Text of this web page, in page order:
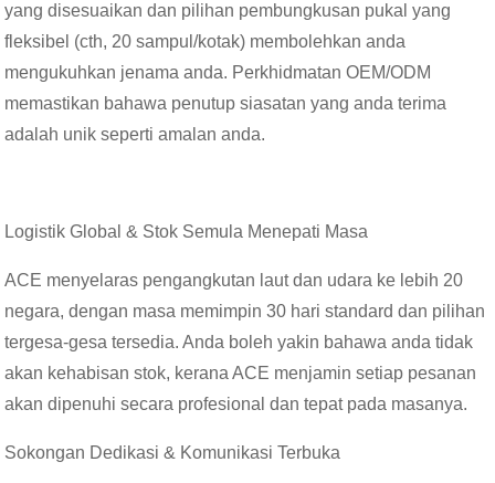
yang disesuaikan dan pilihan pembungkusan pukal yang
fleksibel (cth, 20 sampul/kotak) membolehkan anda
mengukuhkan jenama anda. Perkhidmatan OEM/ODM
memastikan bahawa penutup siasatan yang anda terima
adalah unik seperti amalan anda.
Logistik Global & Stok Semula Menepati Masa
ACE menyelaras pengangkutan laut dan udara ke lebih 20
negara, dengan masa memimpin 30 hari standard dan pilihan
tergesa-gesa tersedia. Anda boleh yakin bahawa anda tidak
akan kehabisan stok, kerana ACE menjamin setiap pesanan
akan dipenuhi secara profesional dan tepat pada masanya.
Sokongan Dedikasi & Komunikasi Terbuka